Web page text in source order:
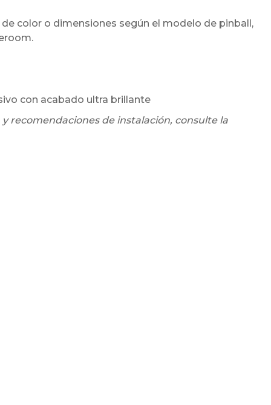
color o dimensiones según el modelo de pinball,
con acabado ultra brillante
recomendaciones de instalación, consulte la